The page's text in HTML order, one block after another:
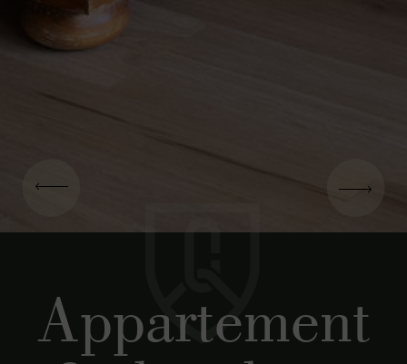
Appartement
3 chambres